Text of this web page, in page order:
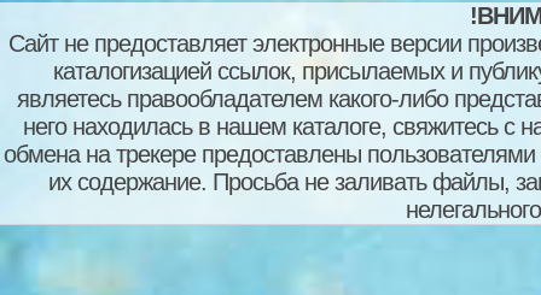
Сайт не предоставляет электронные версии
каталогизацией ссылок, присылаемых и
являетесь правообладателем какого-либо
него находилась в нашем каталоге, свяжитесь
обмена на трекере предоставлены пользователями
их содержание. Просьба не заливать файлы,